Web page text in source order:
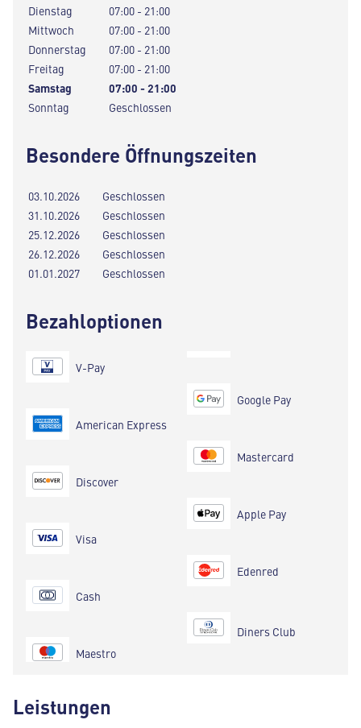
Dienstag
07:00 - 21:00
Mittwoch
07:00 - 21:00
Donnerstag
07:00 - 21:00
Freitag
07:00 - 21:00
Samstag
07:00 - 21:00
Sonntag
Geschlossen
Besondere Öffnungszeiten
03.10.2026
Geschlossen
31.10.2026
Geschlossen
25.12.2026
Geschlossen
26.12.2026
Geschlossen
01.01.2027
Geschlossen
Bezahloptionen
V-Pay
American Express
Discover
Visa
Cash
Maestro
Google Pay
Mastercard
Apple Pay
Edenred
Diners Club
Leistungen